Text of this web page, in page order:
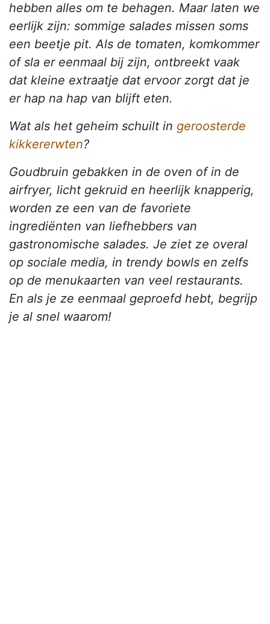
hebben alles om te behagen. Maar laten we
eerlijk zijn: sommige salades missen soms
een beetje pit. Als de tomaten, komkommer
of sla er eenmaal bij zijn, ontbreekt vaak
dat kleine extraatje dat ervoor zorgt dat je
er hap na hap van blijft eten.
Wat als het geheim schuilt in geroosterde
kikkererwten?
Goudbruin gebakken in de oven of in de
airfryer, licht gekruid en heerlijk knapperig,
worden ze een van de favoriete
ingrediënten van liefhebbers van
gastronomische salades. Je ziet ze overal
op sociale media, in trendy bowls en zelfs
op de menukaarten van veel restaurants.
En als je ze eenmaal geproefd hebt, begrijp
je al snel waarom!